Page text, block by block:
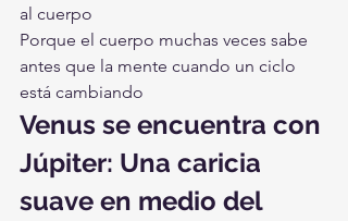
al cuerpo
Porque el cuerpo muchas veces sabe
antes que la mente cuando un ciclo
está cambiando
Venus se encuentra con
Júpiter: Una caricia
suave en medio del